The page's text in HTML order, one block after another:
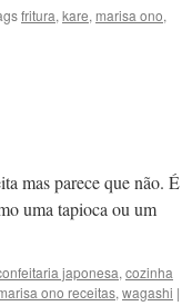
fritura, kare, marisa ono,
mas parece que não. É
uma tapioca ou um
japonesa, cozinha
ono receitas, wagashi |